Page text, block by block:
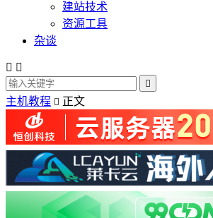
建站技术
资源工具
杂谈
 

主机教程  正文